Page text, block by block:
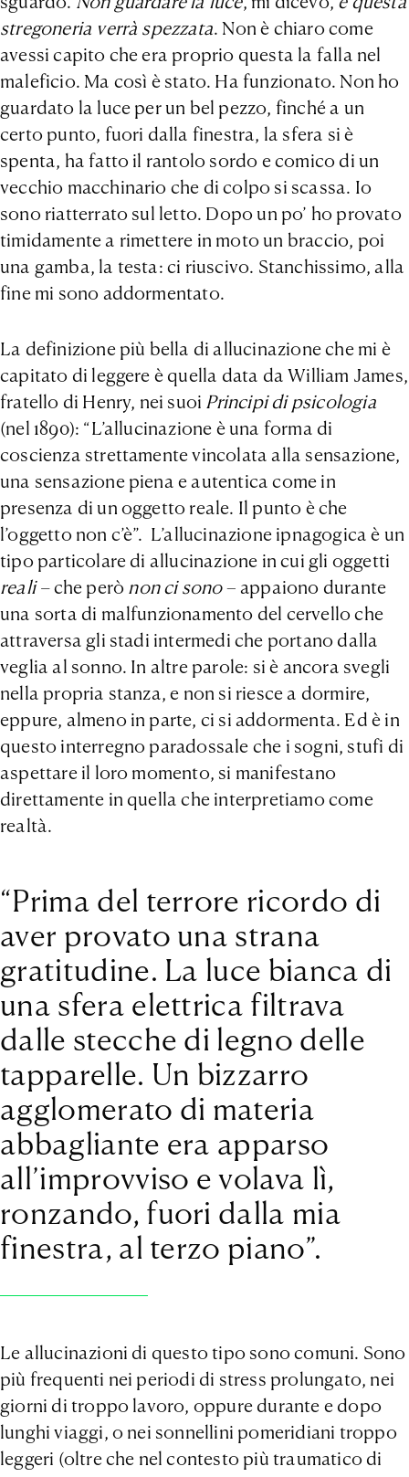
stregoneria verrà spezzata. Non è chiaro come
avessi capito che era proprio questa la falla nel
maleficio. Ma così è stato. Ha funzionato. Non ho
guardato la luce per un bel pezzo, finché a un
certo punto, fuori dalla finestra, la sfera si è
spenta, ha fatto il rantolo sordo e comico di un
vecchio macchinario che di colpo si scassa. Io
sono riatterrato sul letto. Dopo un po’ ho provato
timidamente a rimettere in moto un braccio, poi
una gamba, la testa: ci riuscivo. Stanchissimo, alla
fine mi sono addormentato.
La definizione più bella di allucinazione che mi è
capitato di leggere è quella data da William James,
fratello di Henry, nei suoi Principi di psicologia
(nel 1890): “L’allucinazione è una forma di
coscienza strettamente vincolata alla sensazione,
una sensazione piena e autentica come in
presenza di un oggetto reale. Il punto è che
l’oggetto non c’è”. L’allucinazione ipnagogica è un
tipo particolare di allucinazione in cui gli oggetti
reali –che però non ci sono– appaiono durante
una sorta di malfunzionamento del cervello che
attraversa gli stadi intermedi che portano dalla
veglia al sonno. In altre parole: si è ancora svegli
nella propria stanza, e non si riesce a dormire,
eppure, almeno in parte, ci si addormenta. Ed è in
questo interregno paradossale che i sogni, stufi di
aspettare il loro momento, si manifestano
direttamente in quella che interpretiamo come
realtà.
“Prima del terrore ricordo di
aver provato una strana
gratitudine. La luce bianca di
una sfera elettrica filtrava
dalle stecche di legno delle
tapparelle. Un bizzarro
agglomerato di materia
abbagliante era apparso
all’improvviso e volava lì,
ronzando, fuori dalla mia
finestra, al terzo piano”.
Le allucinazioni di questo tipo sono comuni. Sono
più frequenti nei periodi di stress prolungato, nei
giorni di troppo lavoro, oppure durante e dopo
lunghi viaggi, o nei sonnellini pomeridiani troppo
leggeri (oltre che nel contesto più traumatico di